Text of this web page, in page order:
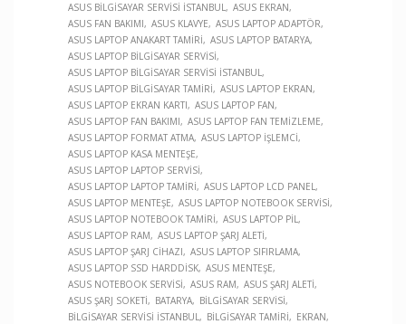
ASUS BILGISAYAR SERVISI İSTANBUL
ASUS EKRAN
ASUS FAN BAKIMI
ASUS KLAVYE
ASUS LAPTOP ADAPTÖR
ASUS LAPTOP ANAKART TAMIRI
ASUS LAPTOP BATARYA
ASUS LAPTOP BILGISAYAR SERVISI
ASUS LAPTOP BILGISAYAR SERVISI İSTANBUL
ASUS LAPTOP BILGISAYAR TAMIRI
ASUS LAPTOP EKRAN
ASUS LAPTOP EKRAN KARTI
ASUS LAPTOP FAN
ASUS LAPTOP FAN BAKIMI
ASUS LAPTOP FAN TEMIZLEME
ASUS LAPTOP FORMAT ATMA ASUS LAPTOP İŞLEMCI
ASUS LAPTOP KASA MENTEŞE
ASUS LAPTOP LAPTOP SERVISI
ASUS LAPTOP LAPTOP TAMIRI
ASUS LAPTOP LCD PANEL
ASUS LAPTOP MENTEŞE
ASUS LAPTOP NOTEBOOK SERVISI
ASUS LAPTOP NOTEBOOK TAMIRI
ASUS LAPTOP PIL
ASUS LAPTOP RAM
ASUS LAPTOP ŞARJ ALETI
ASUS LAPTOP ŞARJ CIHAZI
ASUS LAPTOP SIFIRLAMA
ASUS LAPTOP SSD HARDDISK ASUS MENTEŞE
ASUS NOTEBOOK SERVISI
ASUS RAM
ASUS ŞARJ ALETI
ASUS ŞARJ SOKETI
BATARYA
BILGISAYAR SERVISI
BILGISAYAR SERVISI İSTANBUL
BILGISAYAR TAMIRI
EKRAN